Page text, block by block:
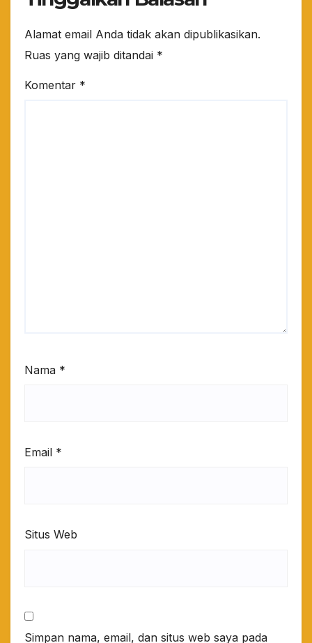
Alamat email Anda tidak akan dipublikasikan.
Ruas yang wajib ditandai *
Komentar *
Nama *
Email *
Situs Web
Simpan nama, email, dan situs web saya pada